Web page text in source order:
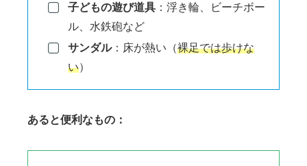
子どもの遊び道具：浮き輪、ビーチボー
ル、水鉄砲など
サンダル：床が熱い（裸足では歩けな
い）
あると便利なもの：